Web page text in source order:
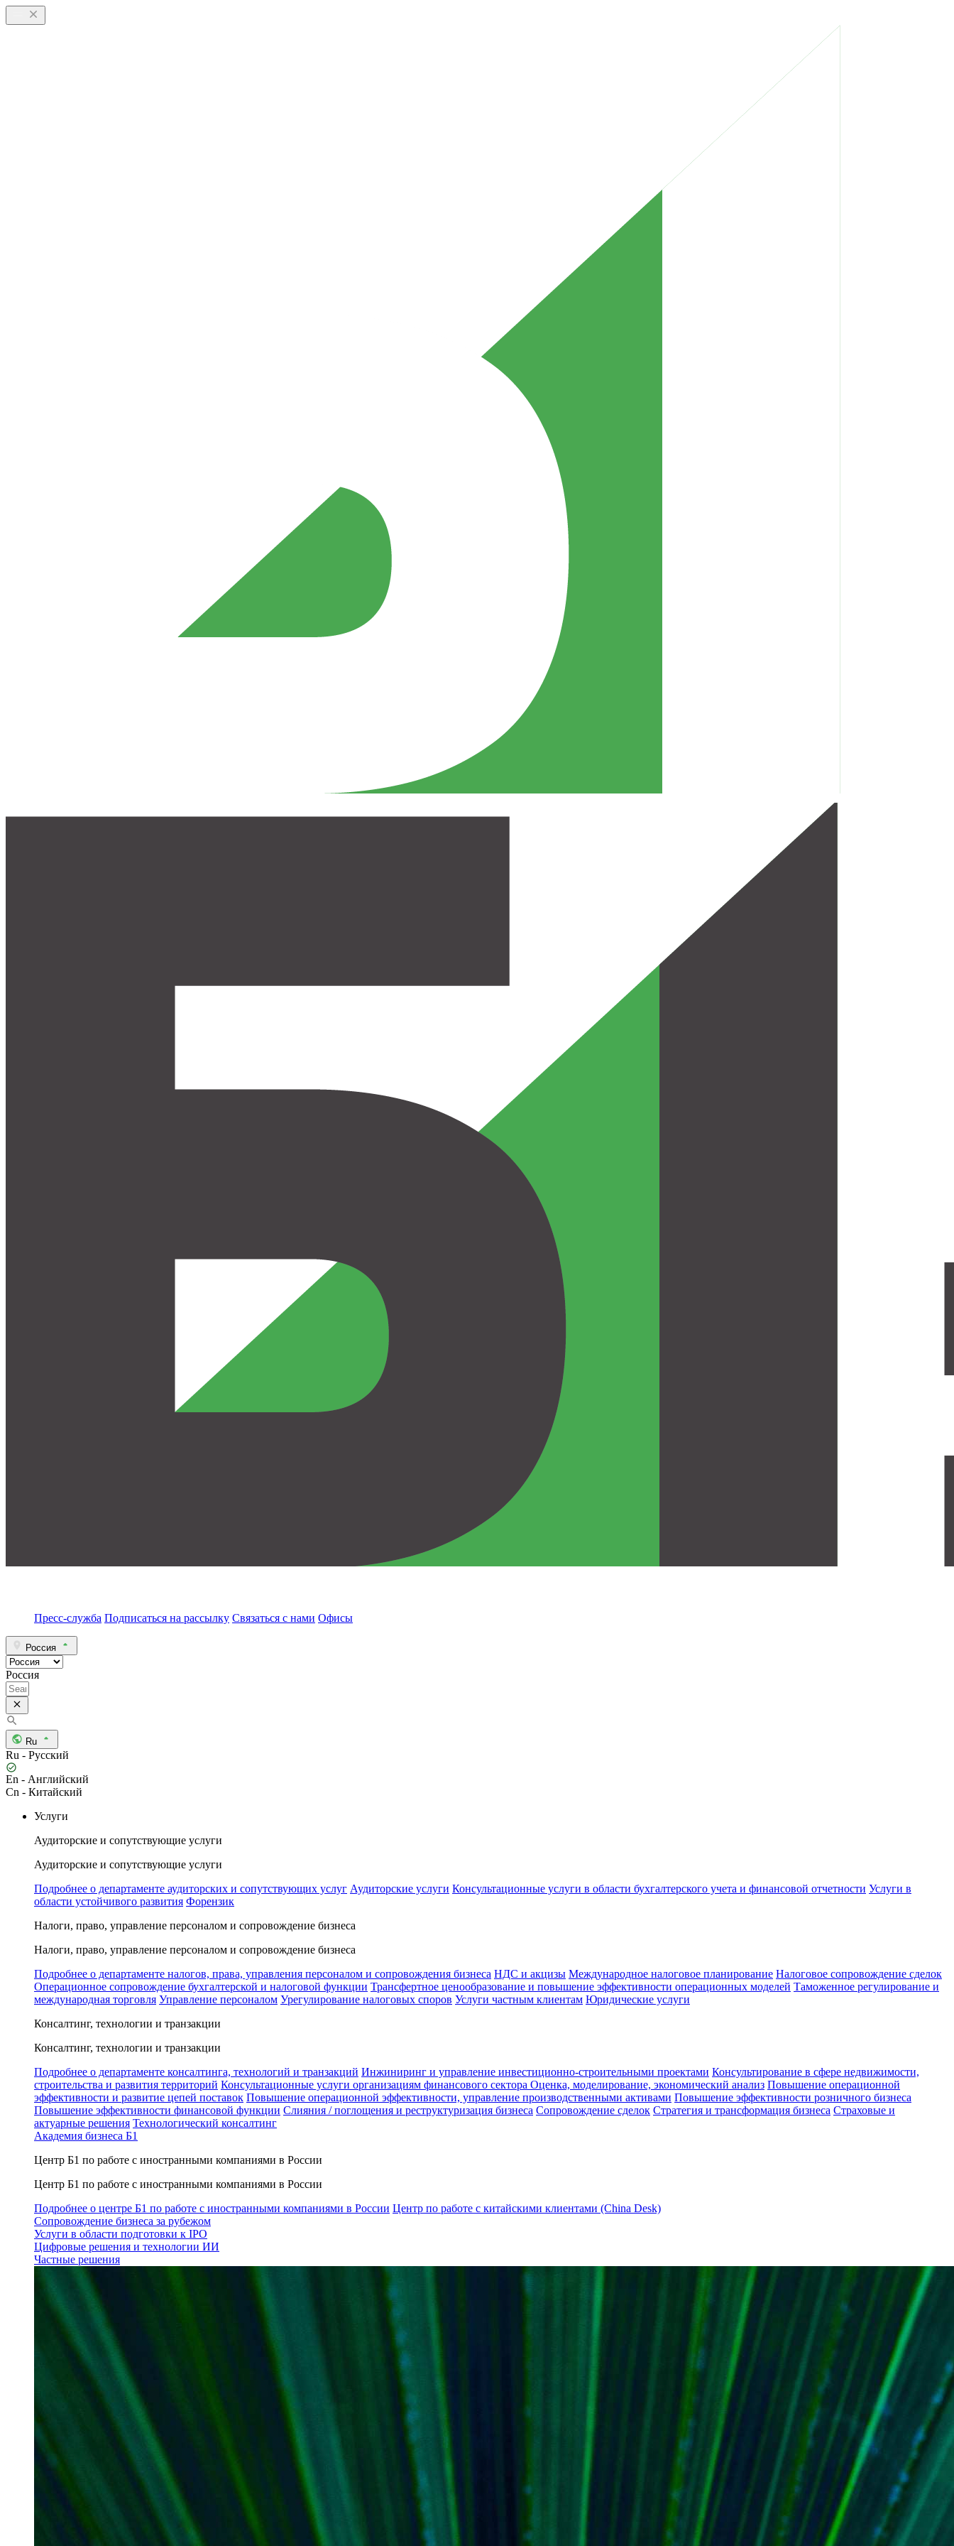
Пресс-служба Подписаться на рассылку Связаться с нами Офисы
Россия
Россия
Ru
Ru - Русский
En - Английский
Cn - Китайский
Услуги
Аудиторские и сопутствующие услуги
Аудиторские и сопутствующие услуги
Подробнее о департаменте аудиторских и сопутствующих услуг Аудиторские услуги Консультационные услуги в области бухгалтерского учета и финансовой отчетности Услуги в
области устойчивого развития Форензик
Налоги, право, управление персоналом и сопровождение бизнеса
Налоги, право, управление персоналом и сопровождение бизнеса
Подробнее о департаменте налогов, права, управления персоналом и сопровождения бизнеса НДС и акцизы Международное налоговое планирование Налоговое сопровождение сделок
Операционное сопровождение бухгалтерской и налоговой функции Трансфертное ценообразование и повышение эффективности операционных моделей Таможенное регулирование и
международная торговля Управление персоналом Урегулирование налоговых споров Услуги частным клиентам Юридические услуги
Консалтинг, технологии и транзакции
Консалтинг, технологии и транзакции
Подробнее о департаменте консалтинга, технологий и транзакций Инжиниринг и управление инвестиционно-строительными проектами Консультирование в сфере недвижимости,
строительства и развития территорий Консультационные услуги организациям финансового сектора Оценка, моделирование, экономический анализ Повышение операционной
эффективности и развитие цепей поставок Повышение операционной эффективности, управление производственными активами Повышение эффективности розничного бизнеса
Повышение эффективности финансовой функции Слияния / поглощения и реструктуризация бизнеса Сопровождение сделок Стратегия и трансформация бизнеса Страховые и
актуарные решения Технологический консалтинг
Академия бизнеса Б1
Центр Б1 по работе с иностранными компаниями в России
Центр Б1 по работе с иностранными компаниями в России
Подробнее о центре Б1 по работе с иностранными компаниями в России Центр по работе с китайскими клиентами (China Desk)
Сопровождение бизнеса за рубежом
Услуги в области подготовки к IPO
Цифровые решения и технологии ИИ
Частные решения